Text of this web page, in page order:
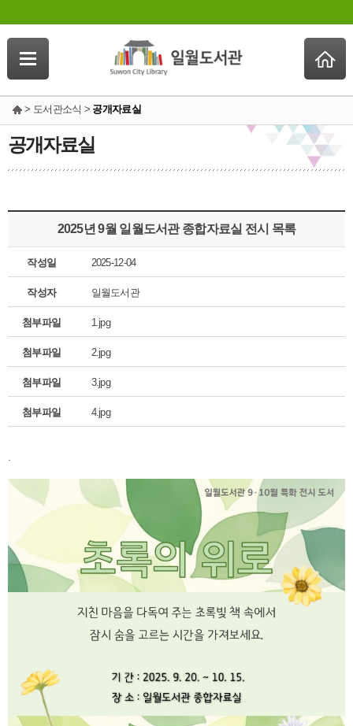
> 도서관소식 > 공개자료실
공개자료실
2025년 9월 일월도서관 종합자료실 전시 목록
작성일 2025-12-04
작성자 일월도서관
첨부파일 1.jpg
첨부파일 2.jpg
첨부파일 3.jpg
첨부파일 4.jpg
.